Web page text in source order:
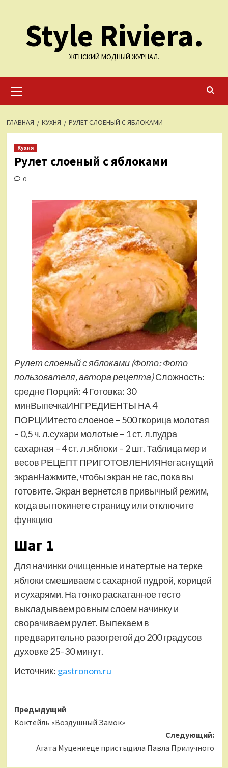
содержимомуStyle Riviera.
ЖЕНСКИЙ МОДНЫЙ ЖУРНАЛ.
меню
ГЛАВНАЯ КУХНЯ РУЛЕТ СЛОЕНЫЙ С ЯБЛОКАМИ
Кухня
Рулет слоеный с яблоками
0
Рулет слоеный с яблоками(Фото: Фото
пользователя, автора рецепта)Сложность:
средне Порций: 4 Готовка: 30
минВыпечкаИНГРЕДИЕНТЫ НА 4
ПОРЦИИтесто слоеное – 500 гкорица молотая
– 0,5 ч. л.сухари молотые – 1 ст. л.пудра
сахарная – 4 ст. л.яблоки – 2 шт. Таблица мер и
весов РЕЦЕПТ ПРИГОТОВЛЕНИЯНегаснущий
экранНажмите, чтобы экран не гас, пока вы
готовите. Экран вернется в привычный режим,
когда вы покинете страницу или отключите
функцию
Шаг 1
Для начинки очищенные и натертые на терке
яблоки смешиваем с сахарной пудрой, корицей
и сухарями. На тонко раскатанное тесто
выкладываем ровным слоем начинку и
сворачиваем рулет. Выпекаем в
предварительно разогретой до 200 градусов
духовке 25–30 минут.
Источник: gastronom.ru
Навигация
записи
Предыдущий
Коктейль «Воздушный Замок»
Следующий:
Агата Муцениеце пристыдила Павла Прилучного